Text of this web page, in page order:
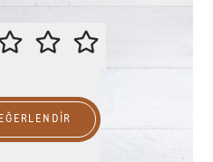
LÜTFEN BU TARİFİ